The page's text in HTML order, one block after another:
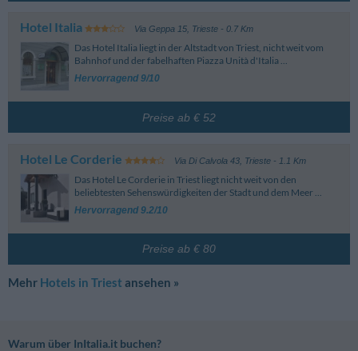
Hotel Italia Via Geppa 15, Trieste- 0.7 Km
Das Hotel Italia liegt in der Altstadt von Triest, nicht weit vom
Bahnhof und der fabelhaften Piazza Unità d'Italia ...
Hervorragend 9/10
Preise ab € 52
Hotel Le Corderie Via Di Calvola 43, Trieste- 1.1 Km
Das Hotel Le Corderie in Triest liegt nicht weit von den
beliebtesten Sehenswürdigkeiten der Stadt und dem Meer ...
Hervorragend 9.2/10
Preise ab € 80
Mehr Hotels in Triest ansehen »
Warum über InItalia.it buchen?